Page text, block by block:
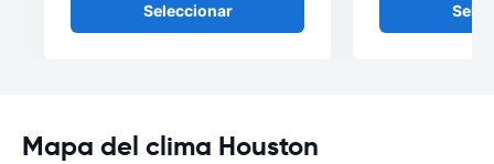
Seleccionar
Mapa del clima Houston